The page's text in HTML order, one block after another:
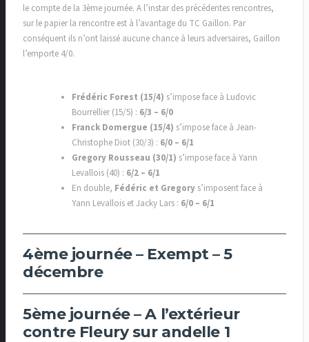
le compte de la 3ème journée. A l’instar des précédentes rencontres,
sur le papier la rencontre est à l’avantage du TC Gaillon. Par
conséquent ils n’ont laissé aucune chance à leurs adversaires, Gaillon
l’emporte 4/0.
Frédéric Forest (15/4) s’impose face à Ludovic
Bourrellier (15/5) : 6/3 – 6/0
Franck Domergue (15/4) s’impose face à Jean-
Christophe Diot (30/3) : 6/0 – 6/1
Gregory Rousseau (30/1) s’impose face à Yann
Levallois (40) : 6/2 – 6/1
En double, Fédéric et Gregorys’imposent face à
Yann Levallois et Jacky Lars : 6/0 – 6/1
4ème journée – Exempt – 5
décembre
5ème journée – A l’extérieur
contre Fleury sur andelle 1